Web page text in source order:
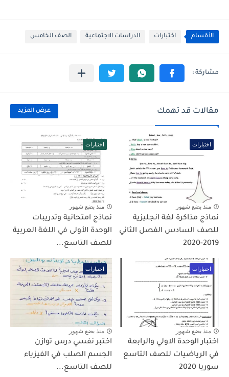
الأقسام اختبارات الدراسات الاجتماعية الصف الخامس
مقالات قد تهمك عرض المزيد
اختبارات
منذ بضع شهور
نماذج مذاكرة لغة انجليزية
للصف السادس الفصل الثاني
2019-2020
اختبارات
منذ بضع شهور
نماذج امتحانية وتدريبات
الوحدة الأولى في اللغة العربية
للصف التاسع...
اختبارات
منذ بضع شهور
اختبار الوحدة الاولي والرابعة
في الرياضيات للصف التاسع
سوريا 2020
اختبارات
منذ بضع شهور
اختبر نفسي درس توازن
الجسم الصلب في الفيزياء
للصف التاسع...